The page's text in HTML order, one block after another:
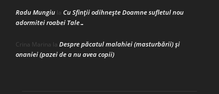
Radu Mungiu la Cu Sfinții odihnește Doamne sufletul nou
adormitei roabei Tale…
Crina Marina la Despre păcatul malahiei (masturbării) şi
onaniei (pazei de a nu avea copii)